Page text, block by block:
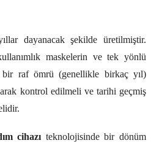
dayanacak şekilde üretilmiştir.
maskelerin ve tek yönlü
raf ömrü (genellikle birkaç yıl)
kontrol edilmeli ve tarihi geçmiş
cihazıteknolojisinde bir dönüm